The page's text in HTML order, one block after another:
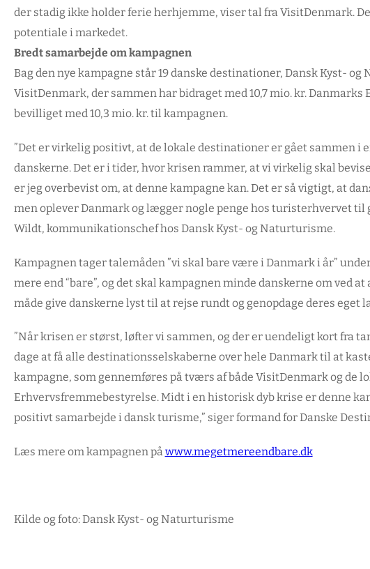
der stadig ikke holder ferie herhjemme, viser tal fra VisitDenmark.
potentiale i markedet.
Bredt samarbejde om kampagnen
Bag den nye kampagne står 19 danske destinationer, Dansk Kyst-
VisitDenmark, der sammen har bidraget med 10,7 mio. kr.
bevilliget med 10,3 mio. kr. til kampagnen.
”Det er virkelig positivt, at de lokale destinationer er gået sammen i
danskerne. Det er i tider, hvor krisen rammer, at vi virkelig skal
er jeg overbevist om, at denne kampagne kan. Det er så vigtigt, at
men oplever Danmark og lægger nogle penge hos turisterhvervet til
Wildt, kommunikationschef hos Dansk Kyst- og Naturturisme.
Kampagnen tager talemåden ”vi skal bare være i Danmark i år”
mere end “bare”, og det skal kampagnen minde danskerne om ved
måde give danskerne lyst til at rejse rundt og genopdage deres eget
”Når krisen er størst, løfter vi sammen, og der er uendeligt kort fra
dage at få alle destinationsselskaberne over hele Danmark til at
kampagne, som gennemføres på tværs af både VisitDenmark og de
Erhvervsfremmebestyrelse. Midt i en historisk dyb krise er denne
positivt samarbejde i dansk turisme,” siger formand for Danske
Læs mere om kampagnen på www.megetmereendbare.dk
Kilde og foto: Dansk Kyst- og Naturturisme